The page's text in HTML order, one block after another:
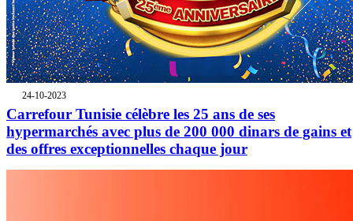
24-10-2023
Carrefour Tunisie célèbre les 25 ans de ses
hypermarchés avec plus de 200 000 dinars de gains et
des offres exceptionnelles chaque jour